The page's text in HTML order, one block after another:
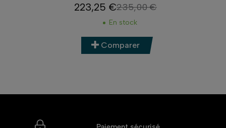
Prix
223,25 €Prix de base
235,00 €
En stock
Comparer